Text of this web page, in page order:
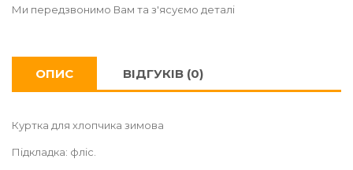
Ми передзвонимо Вам та з'ясуємо деталі
ОПИС ВІДГУКІВ (0)
Куртка для хлопчика зимова
Підкладка: фліс.